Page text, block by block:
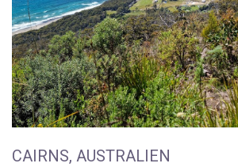
CAIRNS, AUSTRALIEN